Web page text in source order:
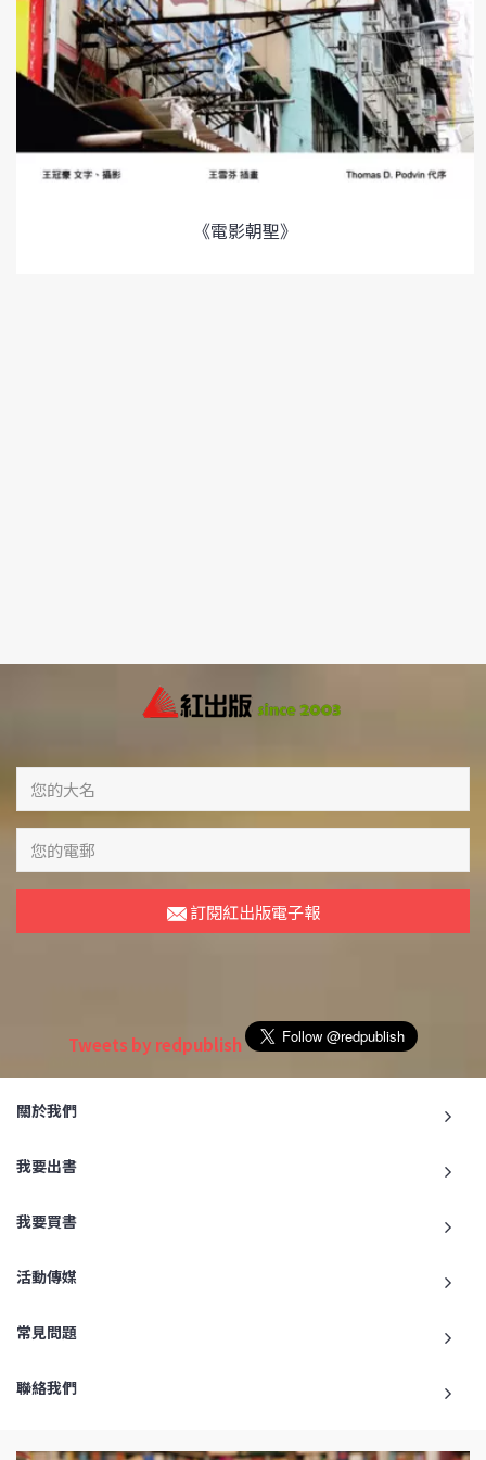
《電影朝聖》
訂閱紅出版電子報
Tweets by redpublish
關於我們
我要出書
我要買書
活動傳媒
常見問題
聯絡我們